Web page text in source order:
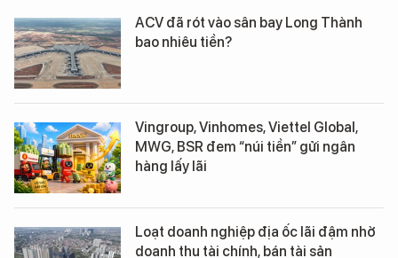
ACV đã rót vào sân bay Long Thành
bao nhiêu tiền?
Vingroup, Vinhomes, Viettel Global,
MWG, BSR đem “núi tiền” gửi ngân
hàng lấy lãi
Loạt doanh nghiệp địa ốc lãi đậm nhờ
doanh thu tài chính, bán tài sản